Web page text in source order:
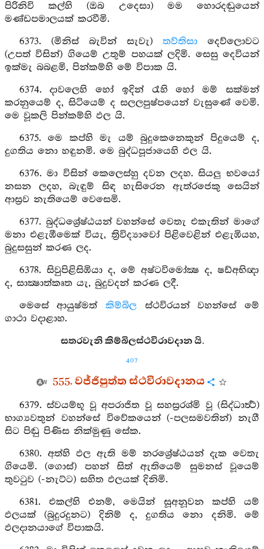
පිරිනිවි කල්හි (ඔබ උදෙසා) මම හොරදඬුයෙන්
මණ්ඩපමාලයක් කරවීමි.
6373. (මිනිස් බැවින් සැවැ) තව්තිසාදෙව්ලොවට
(උපත් විසින්) ගියෙම් උතුම් පහයක් ලදිමි. සෙසු දෙවියන්
ඉක්මැ බබළමි, පින්කම්හි මේ විපාක යි.
6374. දාවලෙහි හෝ ඉදින් රෑහි හෝ මම් සක්මන්
කරනුයෙම් ද, සිටියෙම් ද සලලපුෂ්පයෙන් වැසුණේ වෙමි.
මෙ වූකලි පින්කම්හි ඵල යි.
6375. මෙ කප්හි මැ යම් බුදුකෙනෙකුන් පිදුයෙම් ද,
දුගතිය නො හඳුනමි. මෙ බුද්ධපූජායෙහි ඵල යි.
6376. මා විසින් කෙලෙස්හු දවන ලදහ. සියලු භවයෝ
නසන ලදහ, බැඳුම් සිඳ හැසිරෙන ඇත්රජෙකු සෙයින්
ආස්‍රව නැතියෙම් වෙසෙමි.
6377. බුද්ධශ්‍රේෂ්ඨයන් වහන්සේ වෙතැ එකැතින් මාගේ
මනා එළැඹීමෙක් වියැ, ත්‍රිවිද්‍යාවෝ පිළිවෙළින් එළැඹියහ,
බුදුසසුන් කරණ ලද.
6378. සිවුපිළිසිඹියා ද, මේ අෂ්ටවිමෝක්‍ෂ ද, ෂඩ්අභිඥා
ද, සාක්‍ෂාත්කෘත යැ, බුදුවදන් කරණ ලදී.
මෙසේ ආයුෂ්මත් කිම්බිලස්ථවිරයන් වහන්සේ මේ
ගාථා වදාළාහ.
සතරවැනි කිම්බිලස්ථවිරාවදාන යි.
407
555. වජ්ජිපුත්ත ස්ථවිරාවදානය
6379. ස්වයම්භූ වූ අපරාජිත වූ සහස්‍රරශ්මි වූ (සිද්ධාර්‍ත්‍ථ)
භාග්‍යවතුන් වහන්සේ විවේකයෙන් (-පලසමවතින්) නැගී
සිට පිඬු පිණිස නික්මුණු සේක.
6380. අත්හි ඵල ඇති මම් නරශ්‍රේෂ්ඨයන් දැක වෙතැ
ගියෙමි. (ගොස්) පහන් සිත් ඇතියෙම් සුමනස් වූයෙම්
තුවටුව (-නැට්ට) සහිත ඵලයක් දිනිමි.
6381. එකල්හි එනම්, මෙයින් සූඅනූවන කප්හි යම්
ඵලයක් (බුදුරදුනට) දිනිම් ද, දුගතිය නො දනිමි. මේ
ඵලදානයාගේ විපාකයි.